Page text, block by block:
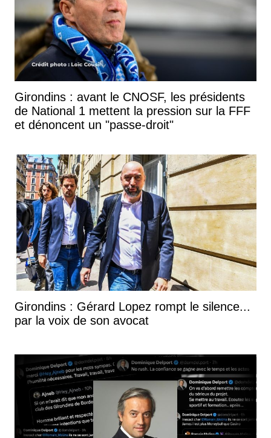
Girondins : avant le CNOSF, les présidents
de National 1 mettent la pression sur la FFF
et dénoncent un "passe-droit"
Girondins : Gérard Lopez rompt le silence...
par la voix de son avocat